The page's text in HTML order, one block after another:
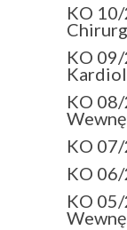
KO
KO
KO
KO
KO
KO